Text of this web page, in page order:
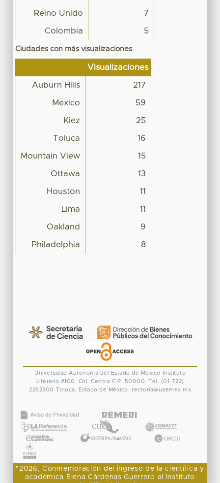
Reino Unido 7
Colombia 5
Ciudades con más visualizaciones
Visualizaciones
Auburn Hills 217
Mexico 59
Kiez 25
Toluca 16
Mountain View 15
Ottawa 13
Houston 11
Lima 11
Oakland 9
Philadelphia 8
Universidad Autónoma del Estado de México
Instituto
Literario #100. Col. Centro C.P. 50000. Tel. (01-722)
2262300 Toluca, Estado de México. rectoria@uaemex.mx
"2026, Conmemoración del ingreso de la científica y
académica Elena Cárdenas Guerrero al Instituto